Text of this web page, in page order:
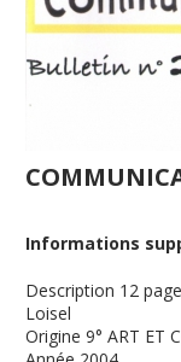
Informations
Description 12
Loisel
Origine 9° ART ET